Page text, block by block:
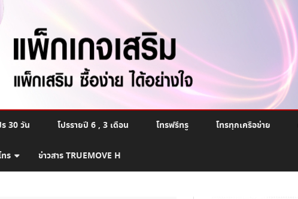
Skip
ร 30 วัน โปรรายปี 6 , 3 เดือน โทรฟรีทรู โทรทุกเครือข่าย
ร ข่าวสาร TRUEMOVE H